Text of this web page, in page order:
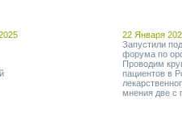
22 Января
Запустили
форума по
Проводим
пациентов в
мнения две с